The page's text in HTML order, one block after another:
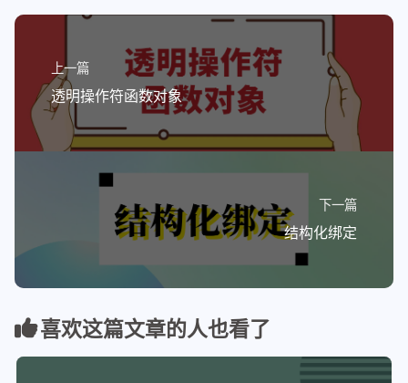
123
}
上一篇
透明操作符函数对象
下一篇
结构化绑定
喜欢这篇文章的人也看了